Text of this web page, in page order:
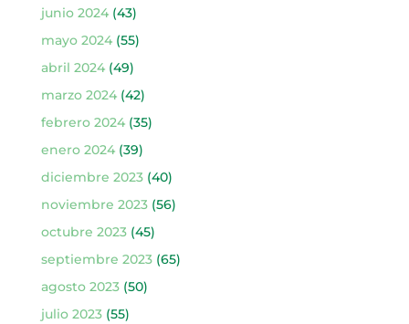
junio 2024(43)
mayo 2024(55)
abril 2024(49)
marzo 2024(42)
febrero 2024(35)
enero 2024(39)
diciembre 2023(40)
noviembre 2023(56)
octubre 2023(45)
septiembre 2023(65)
agosto 2023(50)
julio 2023(55)